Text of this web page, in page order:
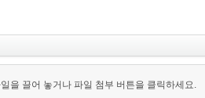
을 끌어 놓거나 파일 첨부 버튼을 클릭하세요.